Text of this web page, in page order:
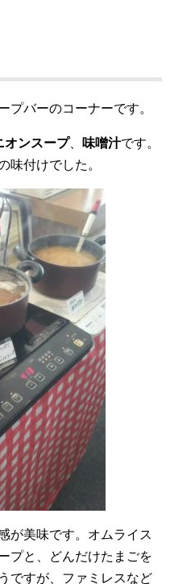
プバーのコーナーです。
オンスープ、 味噌汁です。
味付けでした。
が美味です。オムライス
プと、どんだけたまごを
ですが、ファミレスなど